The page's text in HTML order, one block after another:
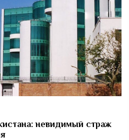
невидимый страж